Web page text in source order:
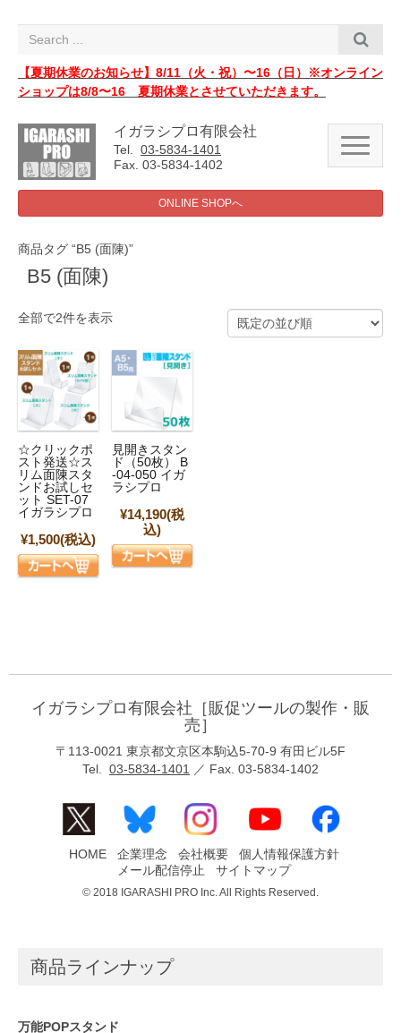
i
【夏期休業のお知らせ】8/11（火・祝）〜16（日）※オンライン
ショップは8/8〜16 夏期休業とさせていただきます。
イガラシプロ有限会社
Tel. 03-5834-1401
Fax. 03-5834-1402
N
a
v
ONLINE SHOPへ
商品タグ “B5 (面陳)”
B5 (面陳)
全部で2件を表示
☆クリックポ
スト発送☆ス
リム面陳スタ
ンドお試しセ
ット SET-07
イガラシプロ
¥1,500(税込)
見開きスタン
ド（50枚） B
-04-050 イガ
ラシプロ
¥14,190(税
込)
イガラシプロ有限会社［販促ツールの製作・販
売］
〒113-0021 東京都文京区本駒込5-70-9 有田ビル5F
Tel. 03-5834-1401 ／ Fax. 03-5834-1402
HOME 企業理念 会社概要
個人情報保護方針
メール配信停止
サイトマップ
© 2018 IGARASHI PRO Inc. All Rights Reserved.
商品ラインナップ
万能POPスタンド